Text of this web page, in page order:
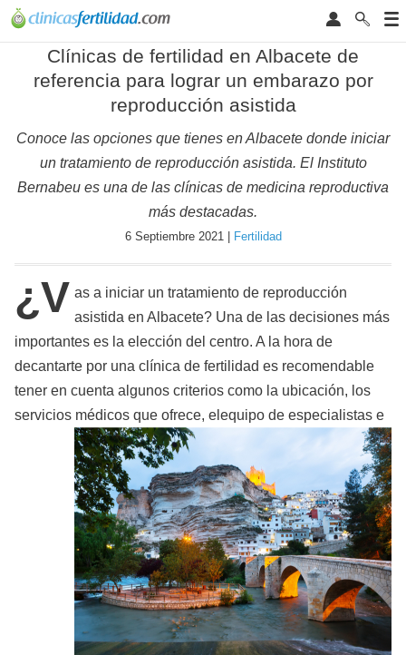
Clínicas de fertilidad en Albacete de
referencia para lograr un embarazo por
reproducción asistida
Conoce las opciones que tienes en Albacete donde iniciar
un tratamiento de reproducción asistida. El Instituto
Bernabeu es una de las clínicas de medicina reproductiva
más destacadas.
6 Septiembre 2021 | Fertilidad
¿V as a iniciar un tratamiento de reproducción
asistida en Albacete? Una de las decisiones más
importantes es la elección del centro. A la hora de
decantarte por una clínica de fertilidad es recomendable
tener en cuenta algunos criterios como la ubicación, los
servicios médicos que ofrece, el equipo de especialistas e